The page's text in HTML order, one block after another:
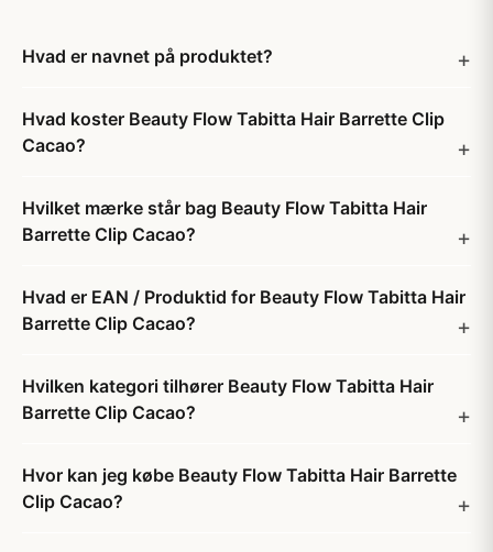
Hvad er navnet på produktet?
Hvad koster Beauty Flow Tabitta Hair Barrette Clip
Cacao?
Hvilket mærke står bag Beauty Flow Tabitta Hair
Barrette Clip Cacao?
Hvad er EAN / Produktid for Beauty Flow Tabitta Hair
Barrette Clip Cacao?
Hvilken kategori tilhører Beauty Flow Tabitta Hair
Barrette Clip Cacao?
Hvor kan jeg købe Beauty Flow Tabitta Hair Barrette
Clip Cacao?